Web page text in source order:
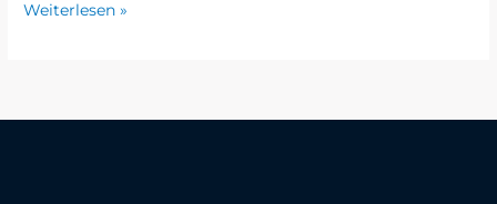
Weiterlesen »